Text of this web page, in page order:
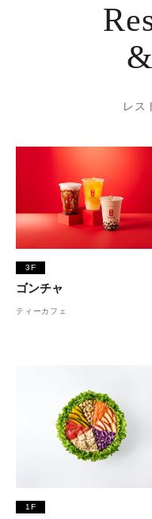
レス
3F
ゴンチャ
ティーカフェ
1F